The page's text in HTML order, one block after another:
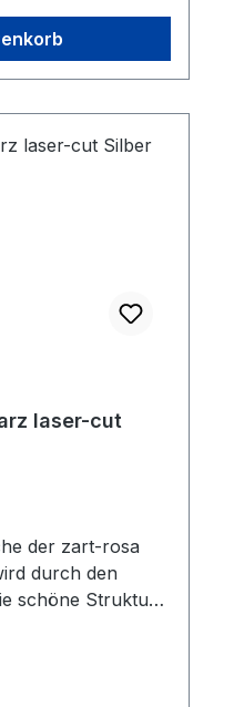
laser-cut
der zart-rosa
durch den
schöne Struktur